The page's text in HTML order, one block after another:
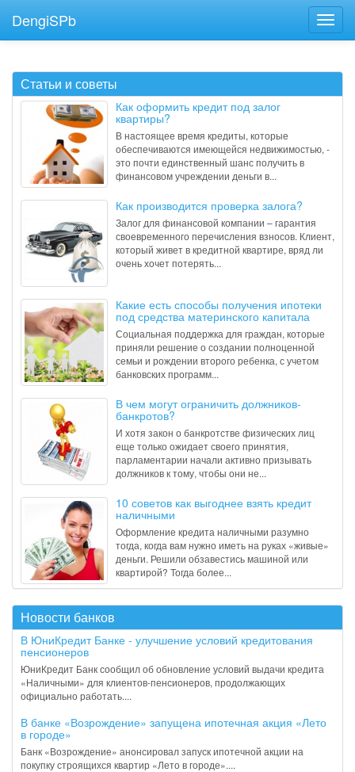
DengiSPb
Статьи и советы
Как оформить кредит под залог
квартиры?
В настоящее время кредиты, которые
обеспечиваются имеющейся недвижимостью, -
это почти единственный шанс получить в
финансовом учреждении деньги в...
Как производится проверка залога?
Залог для финансовой компании – гарантия
своевременного перечисления взносов. Клиент,
который живет в кредитной квартире, вряд ли
очень хочет потерять...
Какие есть способы получения ипотеки
под средства материнского капитала
Социальная поддержка для граждан, которые
приняли решение о создании полноценной
семьи и рождении второго ребенка, с учетом
банковских программ...
В чем могут ограничить должников-
банкротов?
И хотя закон о банкротстве физических лиц
еще только ожидает своего принятия,
парламентарии начали активно призывать
должников к тому, чтобы они не...
10 советов как выгоднее взять кредит
наличными
Оформление кредита наличными разумно
тогда, когда вам нужно иметь на руках «живые»
деньги. Решили обзавестись машиной или
квартирой? Тогда более...
Новости банков
В ЮниКредит Банке - улучшение условий кредитования
пенсионеров
ЮниКредит Банк сообщил об обновление условий выдачи кредита
«Наличными» для клиентов-пенсионеров, продолжающих
официально работать....
В банке «Возрождение» запущена ипотечная акция «Лето
в городе»
Банк «Возрождение» анонсировал запуск ипотечной акции на
покупку строящихся квартир «Лето в городе»....